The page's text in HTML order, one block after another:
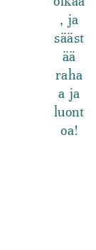
, ja
sääst
ää
raha
a ja
luont
oa!